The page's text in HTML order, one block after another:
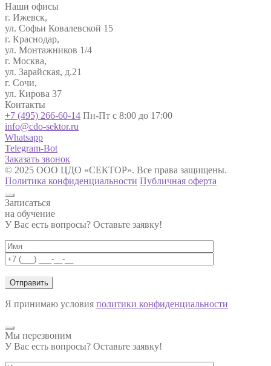
Наши офисы
г. Ижевск,
ул. Софьи Ковалевской 15
г. Краснодар,
ул. Монтажников 1/4
г. Москва,
ул. Зарайская, д.21
г. Сочи,
ул. Кирова 37
Контакты
+7 (495) 266-60-14 Пн-Пт с 8:00 до 17:00
info@cdo-sektor.ru
Whatsapp
Telegram-Bot
Заказать звонок
© 2025 ООО ЦДО «СЕКТОР». Все права защищены.
Политика конфиденциальности Публичная оферта
Записаться
на обучение
У Вас есть вопросы? Оставьте заявку!
Я принимаю условия политики конфиденциальности
Мы перезвоним
У Вас есть вопросы? Оставьте заявку!